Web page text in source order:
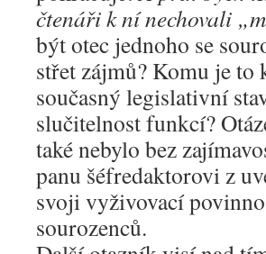
čtenáři k ní nechovali
být otec jednoho se
střet zájmů? Komu je
současný legislativní
slučitelnost funkcí?
také nebylo bez
panu šéfredaktorovi z
svoji vyživovací
sourozenců.